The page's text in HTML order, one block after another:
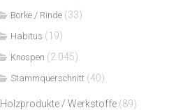
Borke / Rinde (33)
Habitus (19)
Knospen (2.045)
Stammquerschnitt (40)
Holzprodukte / Werkstoffe (89)